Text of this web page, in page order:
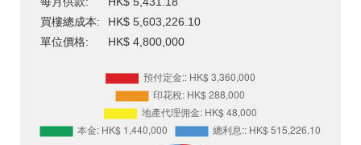
買樓總成本:
HK$ 5,603,226.10
單位價格:
HK$ 4,800,000